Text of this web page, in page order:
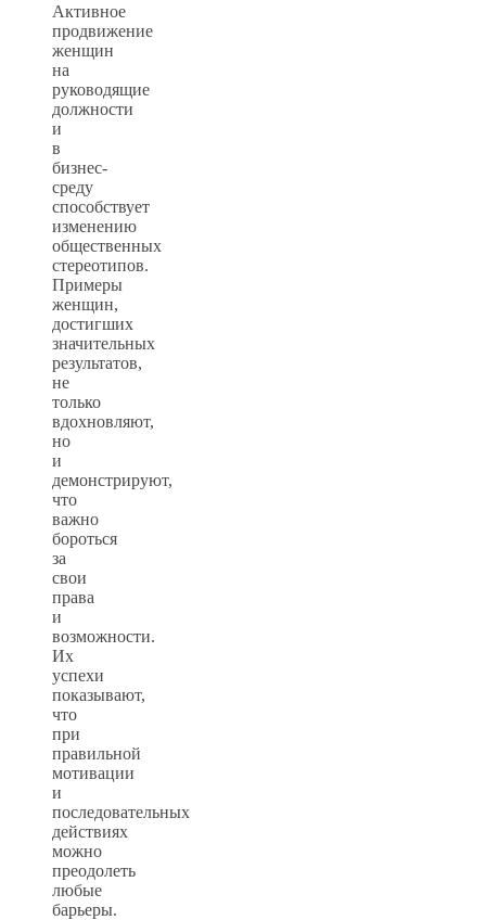
Активное
продвижение
женщин
на
руководящие
должности
и
в
бизнес-
среду
способствует
изменению
общественных
стереотипов.
Примеры
женщин,
достигших
значительных
результатов,
не
только
вдохновляют,
но
и
демонстрируют,
что
важно
бороться
за
свои
права
и
возможности.
Их
успехи
показывают,
что
при
правильной
мотивации
и
последовательных
действиях
можно
преодолеть
любые
барьеры.